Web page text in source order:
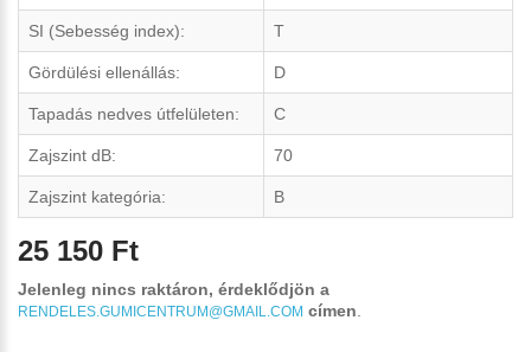
SI (Sebesség index): T
Gördülési ellenállás: D
Tapadás nedves útfelületen: C
Zajszint dB: 70
Zajszint kategória: B
25 150 Ft
Jelenleg nincs raktáron, érdeklődjön a
RENDELES.GUMICENTRUM@GMAIL.COM címen